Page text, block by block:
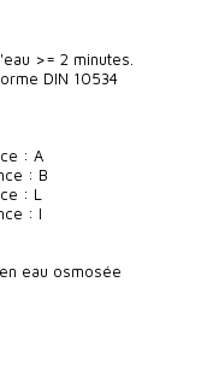
>= 2 minutes.
DIN 10534
: A
: B
: L
: I
eau osmosée